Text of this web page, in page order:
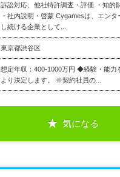
訴訟対応、他社特許調査・評価 ・知的
・社内説明・啓蒙 Cygamesは、エン
し続ける企業として...
東京都渋谷区
想定年収：400-1000万円 ◆経験・能力
より決定します。 ※契約社員の...
気になる